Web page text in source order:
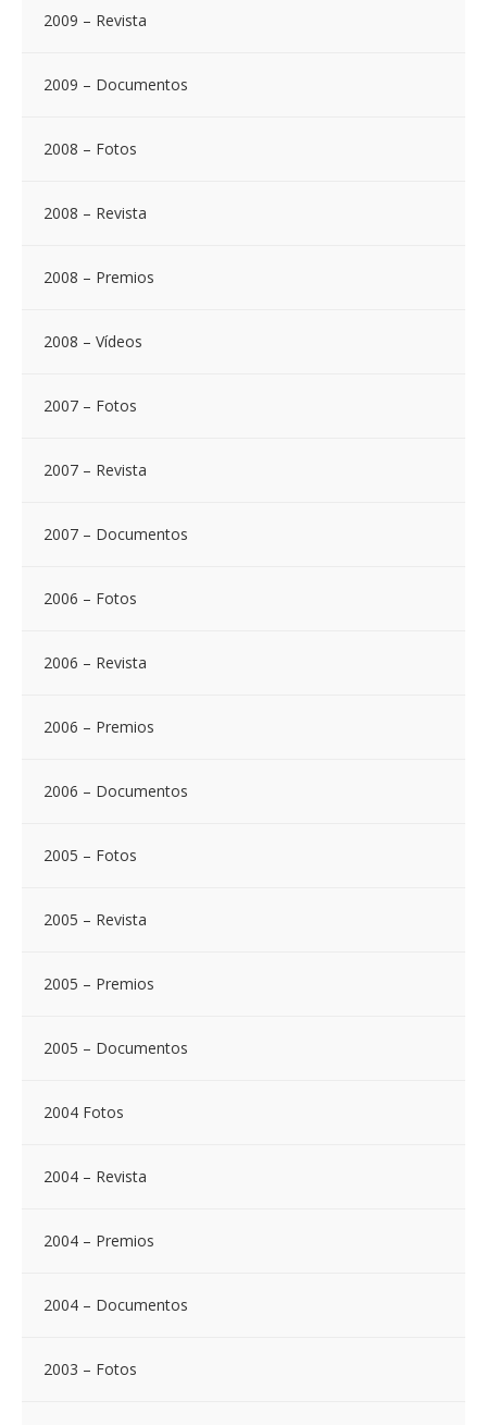
2009 – Revista
2009 – Documentos
2008 – Fotos
2008 – Revista
2008 – Premios
2008 – Vídeos
2007 – Fotos
2007 – Revista
2007 – Documentos
2006 – Fotos
2006 – Revista
2006 – Premios
2006 – Documentos
2005 – Fotos
2005 – Revista
2005 – Premios
2005 – Documentos
2004 Fotos
2004 – Revista
2004 – Premios
2004 – Documentos
2003 – Fotos